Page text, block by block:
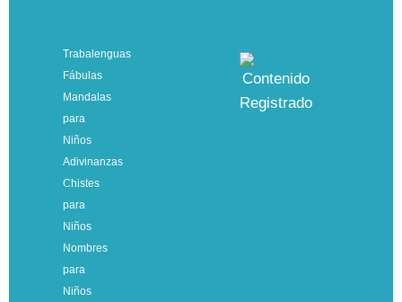
Trabalenguas
Fábulas
Mandalas
para
Niños
Adivinanzas
Chistes
para
Niños
Nombres
para
Niños